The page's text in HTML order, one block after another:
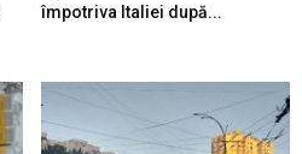
împotriva Italiei după...